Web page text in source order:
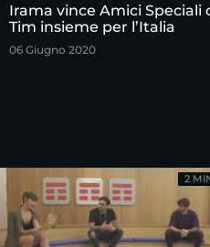
Irama vince Amici Speciali
Tim insieme per l’Italia
06 Giugno 2020
2